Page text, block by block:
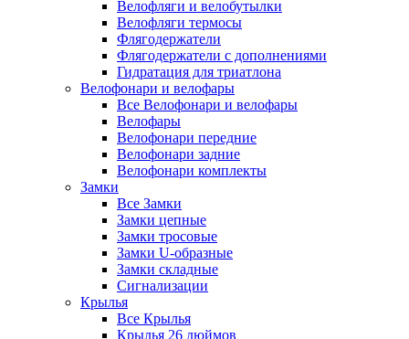
Велофляги и велобутылки
Велофляги термосы
Флягодержатели
Флягодержатели с дополнениями
Гидратация для триатлона
Велофонари и велофары
Все Велофонари и велофары
Велофары
Велофонари передние
Велофонари задние
Велофонари комплекты
Замки
Все Замки
Замки цепные
Замки тросовые
Замки U-образные
Замки складные
Сигнализации
Крылья
Все Крылья
Крылья 26 дюймов